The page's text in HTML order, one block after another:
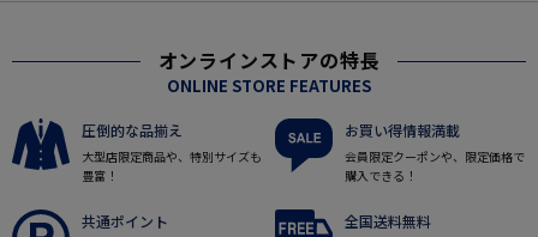
オンラインストアの特長
ONLINE STORE FEATURES
圧倒的な品揃え
大型店限定商品や、特別サイズも
豊富！
お買い得情報満載
会員限定クーポンや、限定価格で
購入できる！
共通ポイント 全国送料無料